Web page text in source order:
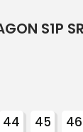
S1P
44 45 46